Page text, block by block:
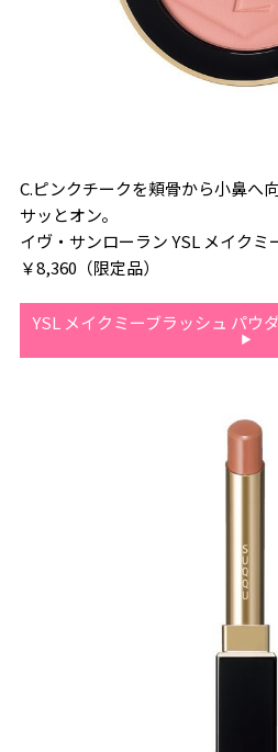
C.ピンクチークを頬骨から小鼻へ
サッとオン。
イヴ・サンローラン YSL メイクミ
￥8,360（限定品）
YSL メイクミーブラッシュ パウ